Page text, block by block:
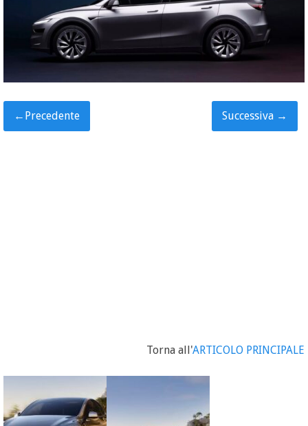
← Precedente Successiva →
Torna all'ARTICOLO PRINCIPALE